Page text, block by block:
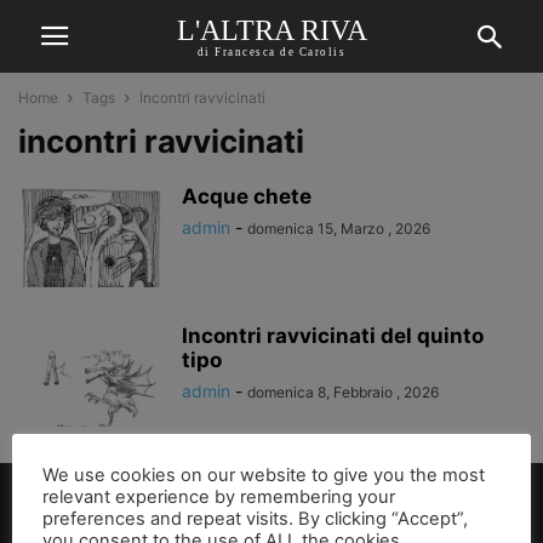
L'ALTRA RIVA
di Francesca de Carolis
Home Tags Incontri ravvicinati
incontri ravvicinati
Acque chete
admin - domenica 15, Marzo , 2026
Incontri ravvicinati del quinto
tipo
admin - domenica 8, Febbraio , 2026
We use cookies on our website to give you the most
relevant experience by remembering your
preferences and repeat visits. By clicking “Accept”,